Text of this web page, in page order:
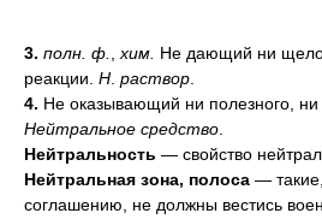
3. полн. ф. хим. Не дающий ни
реакции. Н раствор
4. Не оказывающий ни полезного, ни
Нейтральное средство
Нейтральность — свойство
Нейтральная зона, полоса —
соглашению, не должны вестись